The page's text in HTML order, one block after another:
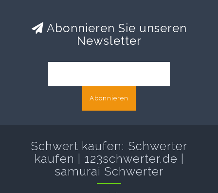
Abonnieren Sie unseren
Newsletter
Abonnieren
Schwert kaufen: Schwerter
kaufen | 123schwerter.de |
samurai Schwerter